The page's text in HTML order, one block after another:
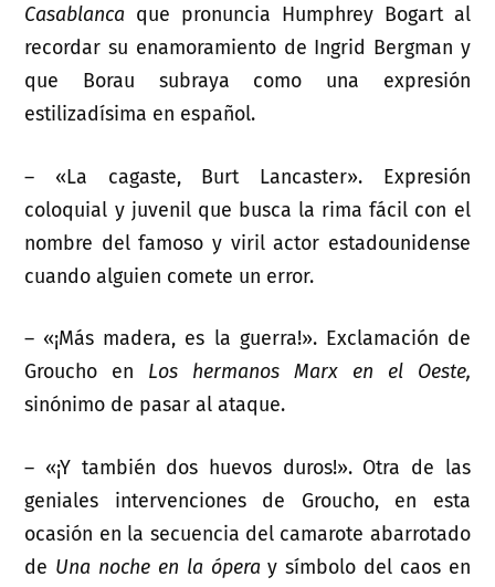
Casablanca que pronuncia Humphrey Bogart al
recordar su enamoramiento de Ingrid Bergman y
que Borau subraya como una expresión
estilizadísima en español.
– «La cagaste, Burt Lancaster». Expresión
coloquial y juvenil que busca la rima fácil con el
nombre del famoso y viril actor estadounidense
cuando alguien comete un error.
– «¡Más madera, es la guerra!». Exclamación de
Groucho en Los hermanos Marx en el Oeste,
sinónimo de pasar al ataque.
– «¡Y también dos huevos duros!». Otra de las
geniales intervenciones de Groucho, en esta
ocasión en la secuencia del camarote abarrotado
de Una noche en la óperay símbolo del caos en